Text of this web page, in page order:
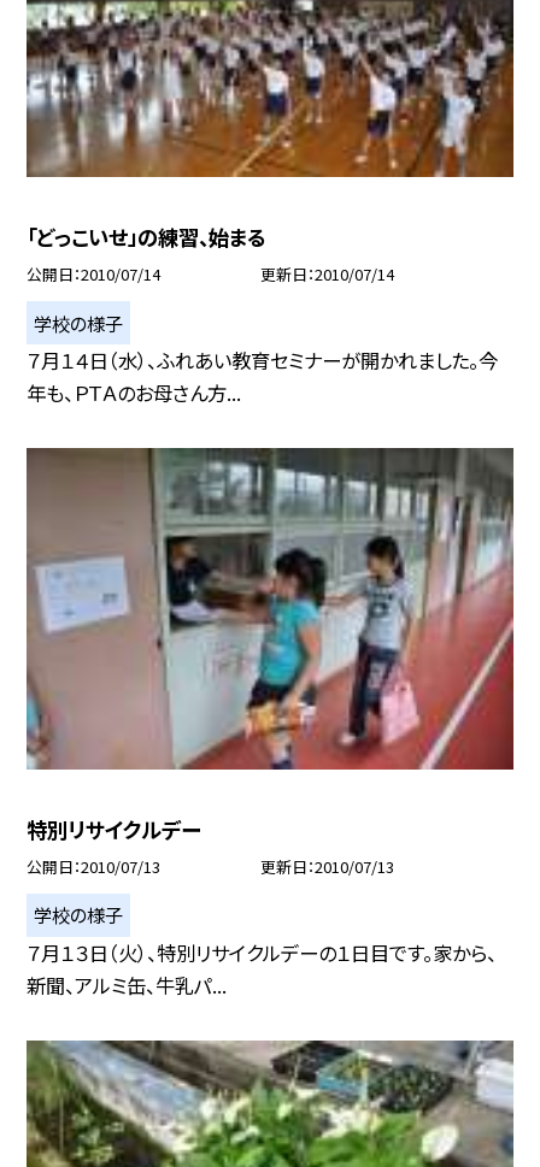
「どっこいせ」の練習、始まる
公開日 2010/07/14 更新日 2010/07/14
学校の様子
７月１４日（水）、ふれあい教育セミナーが開かれました。今
年も、ＰＴＡのお母さん方...
特別リサイクルデー
公開日 2010/07/13 更新日 2010/07/13
学校の様子
７月１３日（火）、特別リサイクルデーの１日目です。家から、
新聞、アルミ缶、牛乳パ...